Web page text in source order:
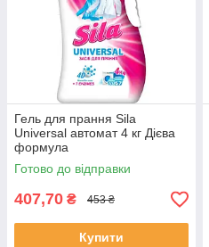
Гель для прання Sila
Universal автомат 4 кг Дієва
формула
Готово до відправки
407,70 ₴ 453 ₴
Купити